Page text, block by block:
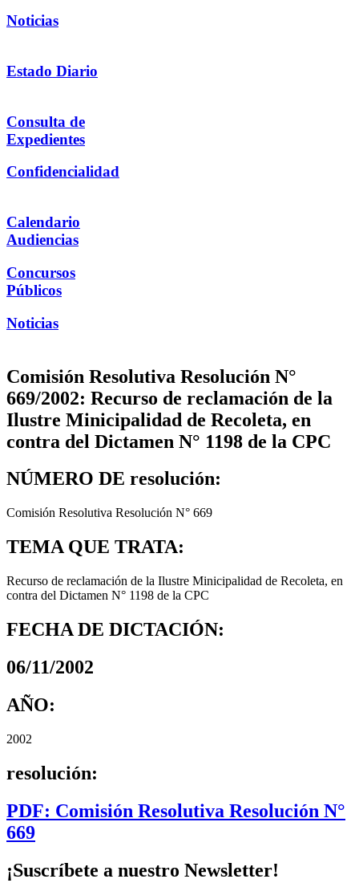
Noticias
Estado Diario
Consulta de
Expedientes
Confidencialidad
Calendario
Audiencias
Concursos
Públicos
Noticias
Comisión Resolutiva Resolución N°
669/2002: Recurso de reclamación de la
Ilustre Minicipalidad de Recoleta, en
contra del Dictamen N° 1198 de la CPC
NÚMERO DE resolución:
Comisión Resolutiva Resolución N° 669
TEMA QUE TRATA:
Recurso de reclamación de la Ilustre Minicipalidad de Recoleta, en
contra del Dictamen N° 1198 de la CPC
FECHA DE DICTACIÓN:
06/11/2002
AÑO:
2002
resolución:
PDF: Comisión Resolutiva Resolución N°
669
¡Suscríbete a nuestro Newsletter!